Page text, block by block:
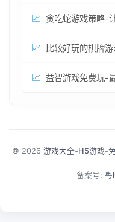
📈
📈
📈
© 2026 游戏大全-H5游戏-
备案号: 粤